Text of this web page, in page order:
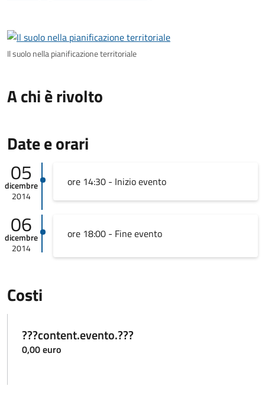
Il suolo nella pianificazione territoriale
A chi è rivolto
Date e orari
05
dicembre
2014
ore 14:30 - Inizio evento
06
dicembre
2014
ore 18:00 - Fine evento
Costi
???content.evento.???
0,00 euro